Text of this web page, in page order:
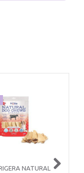
NATURAL